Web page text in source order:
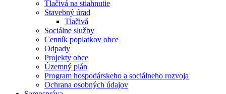
Tlačivá na stiahnutie
Stavebný úrad
Tlačivá
Sociálne služby
Cenník poplatkov obce
Odpady
Projekty obce
Územný plán
Program hospodárskeho a sociálneho rozvoja
Ochrana osobných údajov